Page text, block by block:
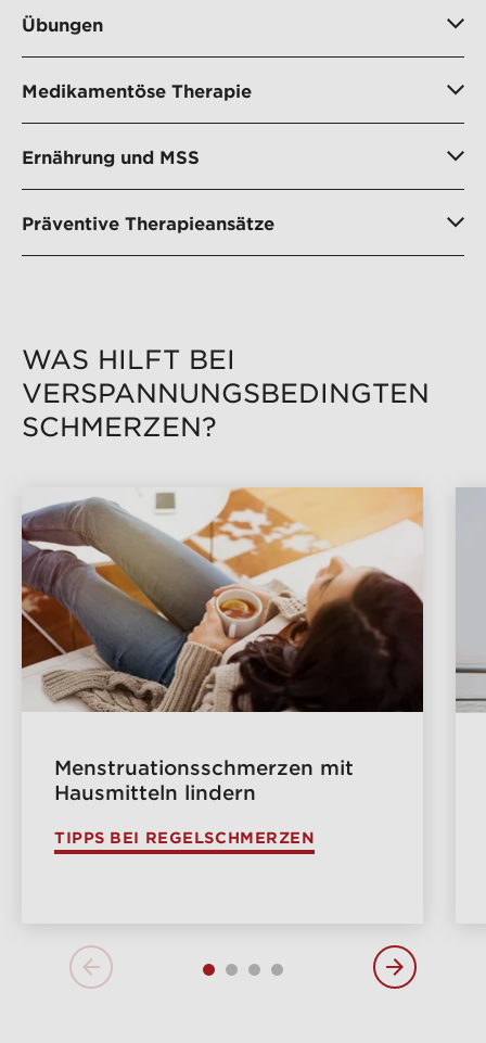
Übungen
Medikamentöse Therapie
Ernährung und MSS
Präventive Therapieansätze
WAS HILFT BEI
VERSPANNUNGS­BEDINGTEN
SCHMERZEN?
Menstruationsschmerzen mit
Hausmitteln lindern
TIPPS BEI REGELSCHMERZEN